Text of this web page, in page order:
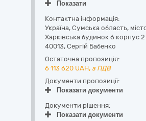
Показати
Контактна інформація:
Україна, Сумська область,
Харківська будинок 6 корпус
40013, Сергій Бабенко
Остаточна пропозиція:
6 113 620 UAH, з ПДВ
Документи пропозиції:
Показати документи
Документи рішення:
Показати документи